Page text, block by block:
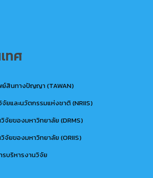
ทศ
ย์สินทางปัญญา (TAWAN)
ยและนวัตกรรมแห่งชาติ (NRIIS)
จัยของมหาวิทยาลัย (DRMS)
จัยของมหาวิทยาลัย (ORIIS)
บริหารงานวิจัย